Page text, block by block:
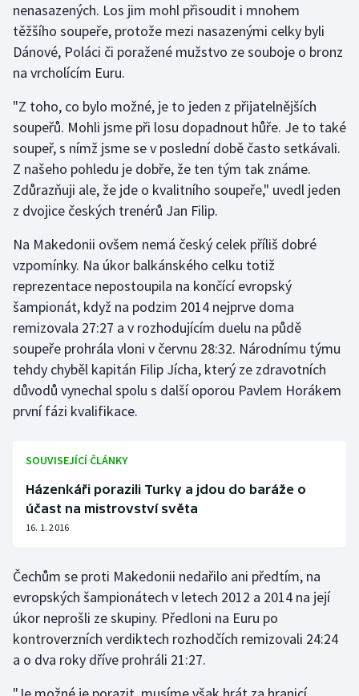
Gymnastika
Házená
Judo
Krasobruslení
Lezení
Lyže a snowboard
Moderní pětiboj
Motorsport
Olympijské hry
Parasport
Ragby
Rychlostní kanoistika
Short track
Sportovní střelba
nenasazených. Los jim mohl přisoudit i mnohem
těžšího soupeře, protože mezi nasazenými celky byli
Dánové, Poláci či poražené mužstvo ze souboje o bronz
na vrcholícím Euru.
"Z toho, co bylo možné, je to jeden z přijatelnějších
soupeřů. Mohli jsme při losu dopadnout hůře. Je to také
soupeř, s nímž jsme se v poslední době často setkávali.
Z našeho pohledu je dobře, že ten tým tak známe.
Zdůrazňuji ale, že jde o kvalitního soupeře," uvedl jeden
z dvojice českých trenérů Jan Filip.
Na Makedonii ovšem nemá český celek příliš dobré
vzpomínky. Na úkor balkánského celku totiž
reprezentace nepostoupila na končící evropský
šampionát, když na podzim 2014 nejprve doma
remizovala 27:27 a v rozhodujícím duelu na půdě
soupeře prohrála vloni v červnu 28:32. Národnímu týmu
tehdy chyběl kapitán Filip Jícha, který ze zdravotních
důvodů vynechal spolu s další oporou Pavlem Horákem
první fázi kvalifikace.
SOUVISEJÍCÍ ČLÁNKY
Házenkáři porazili Turky a jdou do baráže o
účast na mistrovství světa
16. 1. 2016
Čechům se proti Makedonii nedařilo ani předtím, na
evropských šampionátech v letech 2012 a 2014 na její
úkor neprošli ze skupiny. Předloni na Euru po
kontroverzních verdiktech rozhodčích remizovali 24:24
a o dva roky dříve prohráli 21:27.